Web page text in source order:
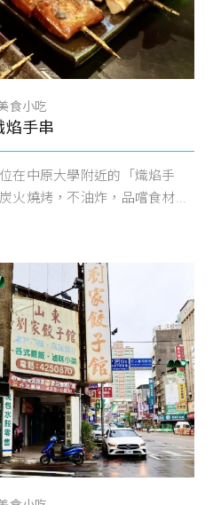
食小吃
焰手串
在中原大學附近的「熾焰手
火燒烤，不油炸，品嚐食材...